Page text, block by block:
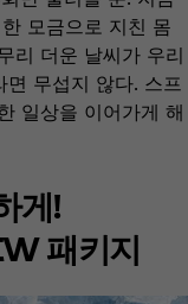
모금으로 지친 몸
리 더운 날씨가 우리
무섭지 않다. 스프
일상을 이어가게 해
게!
패키지